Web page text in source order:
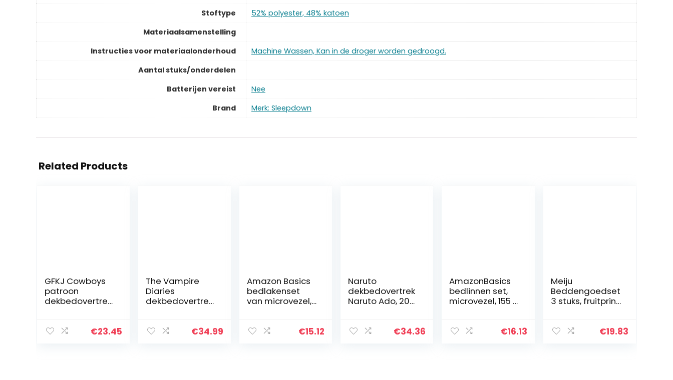
Stoftype
‎52% polyester, 48% katoen
Materiaalsamenstelling
Instructies voor materiaalonderhoud
‎Machine Wassen, Kan in de droger worden gedroogd.
Aantal stuks/onderdelen
Batterijen vereist
‎Nee
Brand
Merk: Sleepdown
Related Products
GFKJ Cowboys
patroon
dekbedovertrek,
dekbedovertrek
€23.45
The Vampire
Diaries
dekbedovertrek,
print, 1
€34.99
Amazon Basics
bedlakenset
van microvezel,
ndelijk, met 40,6
€15.12
Naruto
dekbedovertrek
Naruto Ado, 200
x 63 cm, wit€34.36
AmazonBasics
bedlinnen set,
microvezel, 155 x
eenvoudig
€16.13
Meiju
Beddengoedset
3 stuks, fruitprint,
ken en 2
€19.83